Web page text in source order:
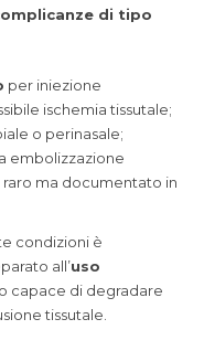
di tipo
per iniezione
ischemia tissutale;
o perinasale;
embolizzazione
ma documentato in
condizioni è
all’uso
capace di degradare
tissutale.